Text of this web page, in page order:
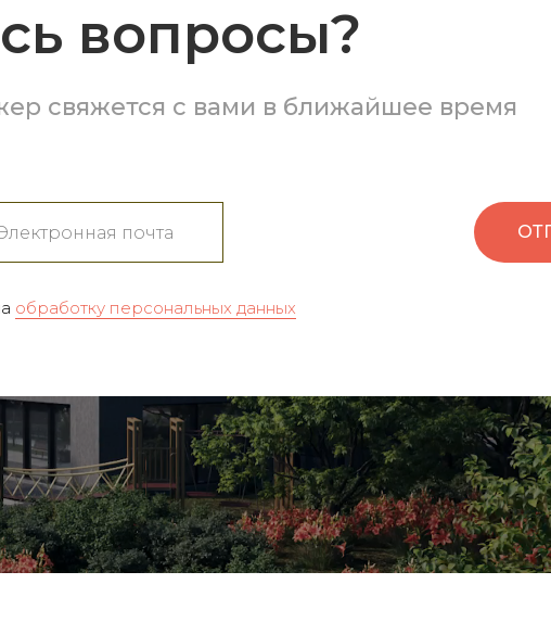
вопросы?
свяжется с вами в ближайшее время
обработку персональных данных